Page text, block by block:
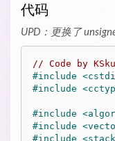
代码
UPD：更换了
// Code by
#include
#include
#include
#include
#include